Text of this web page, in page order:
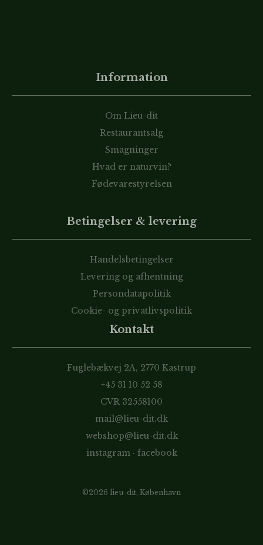
Information
Om Lieu-dit
Restaurantsalg
Smagninger
Hvad er naturvin?
Fødevarestyrelsen
Betingelser & levering
Handelsbetingelser
Levering og afhentning
Persondatapolitik
Cookie- og privatlivspolitik
Kontakt
Fuglebækvej 2A, 2770 Kastrup
+45 31 10 52 58
CVR 32558100
mail@lieu-dit.dk
webshop@lieu-dit.dk
instagram· facebook
©2026 lieu-dit, København